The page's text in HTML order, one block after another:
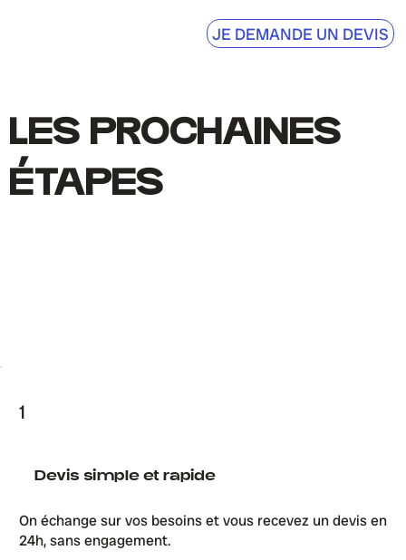
LES PROCHAINES
ÉTAPES
1
Devis simple et rapide
On échange sur vos besoins et vous recevez un devis en
24h, sans engagement.
JE DEMANDE UN DEVIS